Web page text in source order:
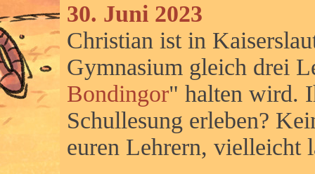
30. Juni 2023
Christian ist in
Gymnasium gleich drei
Bondingor" halten wird.
Schullesung erleben?
euren Lehrern, vielleicht